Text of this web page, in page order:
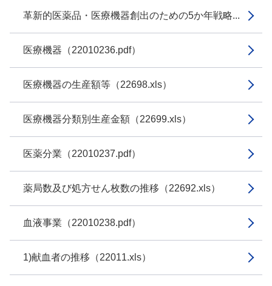
革新的医薬品・医療機器創出のための5か年戦略...
医療機器（22010236.pdf）
医療機器の生産額等（22698.xls）
医療機器分類別生産金額（22699.xls）
医薬分業（22010237.pdf）
薬局数及び処方せん枚数の推移（22692.xls）
血液事業（22010238.pdf）
1)献血者の推移（22011.xls）